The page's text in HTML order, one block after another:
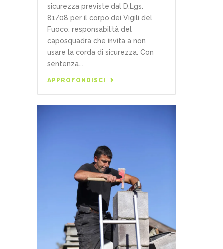
sicurezza previste dal D.Lgs.
81/08 per il corpo dei Vigili del
Fuoco: responsabilità del
caposquadra che invita a non
usare la corda di sicurezza. Con
sentenza...
APPROFONDISCI